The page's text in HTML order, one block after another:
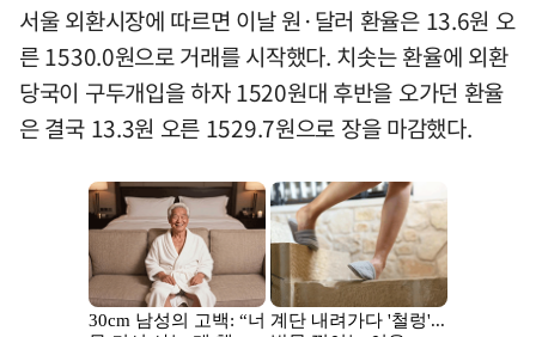
서울 외환시장에 따르면 이날 원·달러 환율은 13.6원 오
른 1530.0원으로 거래를 시작했다. 치솟는 환율에 외환
당국이 구두개입을 하자 1520원대 후반을 오가던 환율
은 결국 13.3원 오른 1529.7원으로 장을 마감했다.